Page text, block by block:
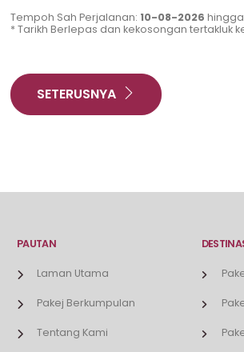
Tempoh Sah Perjalanan: 10-08-2026 hingga
* Tarikh Berlepas dan kekosongan tertakluk
SETERUSNYA
PAUTAN
Laman Utama
Pakej Berkumpulan
Tentang Kami